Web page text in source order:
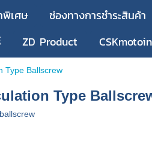
พิเศษ ช่องทางการชำระสินค้า
ZD Product CSKmotoin
Type Ballscrew
Type